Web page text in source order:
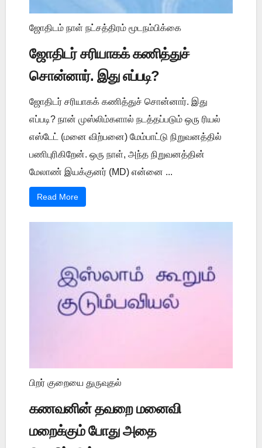
ஜோதிடம் நாள் நட்சத்திரம் மூடநம்பிக்கை
ஜோதிடர் சரியாகக் கணித்துச்
சொன்னார். இது எப்படி?
ஜோதிடர் சரியாகக் கணித்துச் சொன்னார். இது
எப்படி? நான் முஸ்லிம்களால் நடத்தப்படும் ஒரு ரியல்
எஸ்டேட் (மனை விற்பனை) மேம்பாட்டு நிறுவனத்தில்
பணிபுரிகிறேன். ஒரு நாள், அந்த நிறுவனத்தின்
மேலாண் இயக்குனர் (MD) என்னை ...
Read More
பிறர் குறையை துருவுதல்
கணவனின் தவறை மனைவி
மறைக்கும் போது அதை